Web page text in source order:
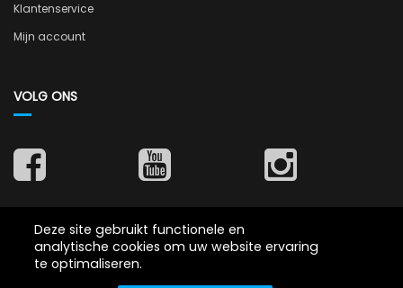
Klantenservice
Mijn account
VOLG ONS
ZEKERHEDEN
Deze site gebruikt functionele en
analytische cookies om uw website ervaring
te optimaliseren.